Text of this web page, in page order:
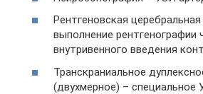
Рентгеновская
выполнение рентгенографии
внутривенного введения
Транскраниальное
(двухмерное) – специальное